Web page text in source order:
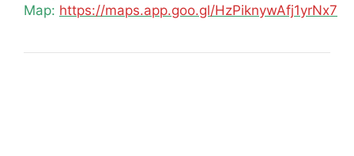
Map: https://maps.app.goo.gl/HzPiknywAfj1yrNx7